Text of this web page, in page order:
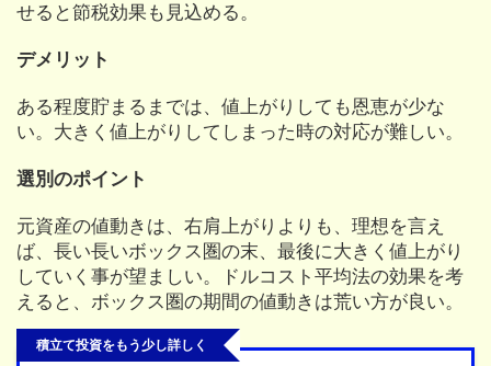
せると節税効果も見込める。
デメリット
ある程度貯まるまでは、値上がりしても恩恵が少な
い。大きく値上がりしてしまった時の対応が難しい。
選別のポイント
元資産の値動きは、右肩上がりよりも、理想を言え
ば、長い長いボックス圏の末、最後に大きく値上がり
していく事が望ましい。ドルコスト平均法の効果を考
えると、ボックス圏の期間の値動きは荒い方が良い。
積立て投資をもう少し詳しく